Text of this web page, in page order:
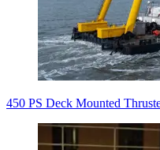
450 PS Deck Mounted